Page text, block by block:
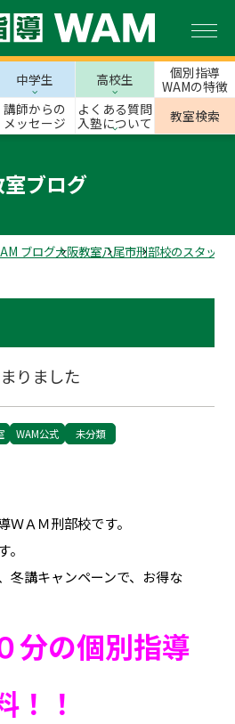
中学生 高校生
個別指導
WAMの特徴
講師からの
メッセージ
よくある質問
入塾について
教室検索
ブログ
ブログ大阪教室八尾市刑部校のスタッフ
りました
WAM公式 未分類
ＷＡＭ刑部校です。
冬講キャンペーンで、お得な
分の個別指導
！！